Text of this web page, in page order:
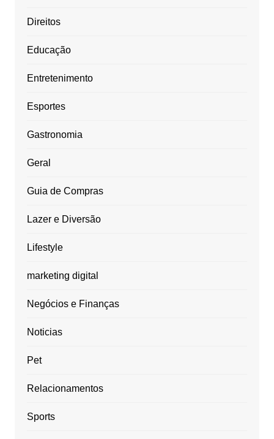
Direitos
Educação
Entretenimento
Esportes
Gastronomia
Geral
Guia de Compras
Lazer e Diversão
Lifestyle
marketing digital
Negócios e Finanças
Noticias
Pet
Relacionamentos
Sports